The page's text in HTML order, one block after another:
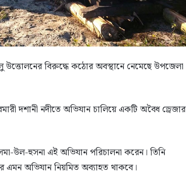
উত্তোলনের বিরুদ্ধে কঠোর অবস্থানে নেমেছে উপজেলা
দশানী নদীতে অভিযান চালিয়ে একটি অবৈধ ড্রেজার
উল-হুসনা এই অভিযান পরিচালনা করেন। তিনি
এমন অভিযান নিয়মিত অব্যাহত থাকবে।